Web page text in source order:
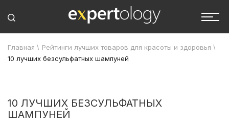
Главная \ Рейтинги лучших товаров для красоты и здоровья \
10 лучших безсульфатных шампуней
10 ЛУЧШИХ БЕЗСУЛЬФАТНЫХ
ШАМПУНЕЙ